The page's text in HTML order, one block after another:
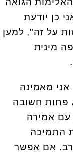
כן יודעת
על זה", למען
מינית
מאמינה
פחות חשובה
עם אמירה
התמיכה
רב. אם אפשר